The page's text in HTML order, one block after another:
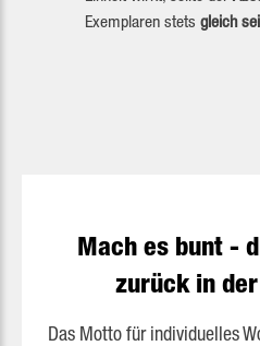
Exemplaren stets gleich
Mach es bunt -
zurück in
Das Motto für individuelles